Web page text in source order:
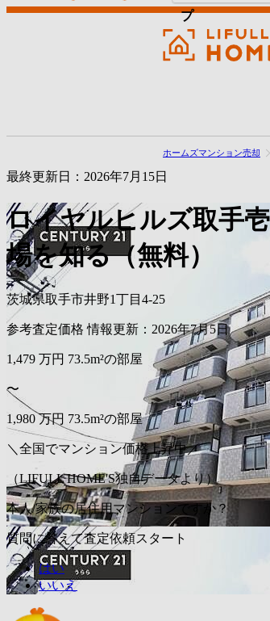
プ
ホームズマンション売却
最終更新日：2026年7月15日
ロイヤルヒルズ取手
場を知る（無料）
茨城県取手市井野1丁目4-25
参考査定価格 情報更新：2026年7月5日
1,479 万円 73.5m²の部屋
〜
1,980 万円 73.5m²の部屋
＼全国でマンション価格上昇中／
（LIFULL HOME'S独自データより）
本人/家族の居住用マンションですか？
質問に答えて査定依頼スタート
はい
いいえ